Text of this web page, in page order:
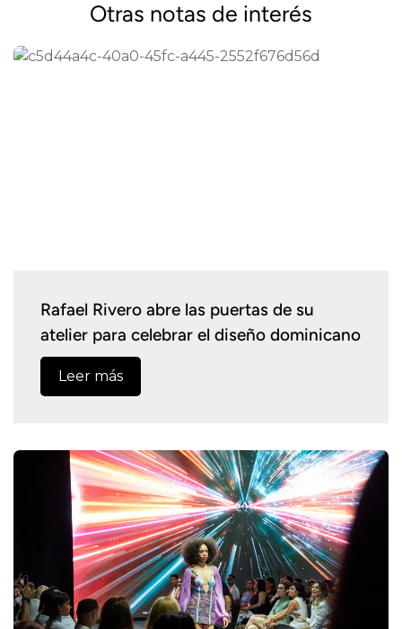
Otras notas de interés
Rafael Rivero abre las puertas de su
atelier para celebrar el diseño dominicano
Leer más